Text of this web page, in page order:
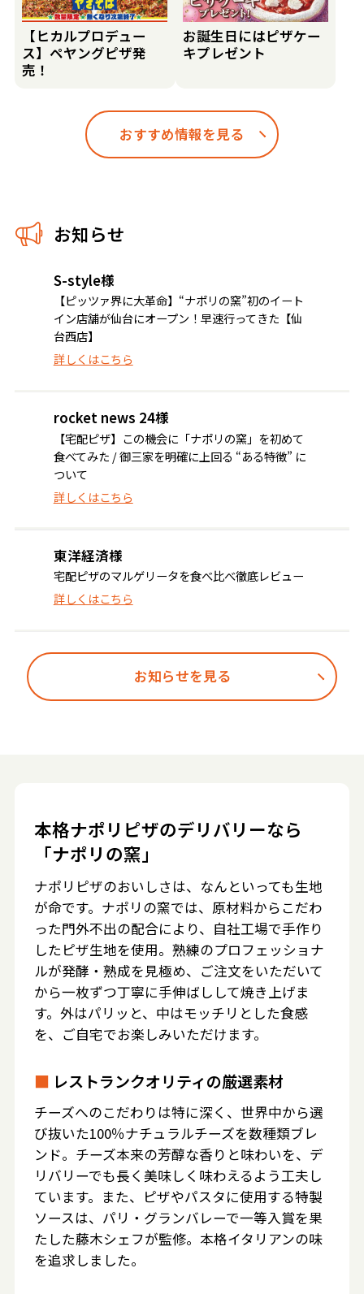
【ヒカルプロデュー
ス】ペヤングピザ発
売！
お誕生日にはピザケー
キプレゼント
おすすめ情報を見る
お知らせ
S-style様
【ピッツァ界に大革命】“ナポリの窯”初のイート
イン店舗が仙台にオープン！早速行ってきた【仙
台西店】
詳しくはこちら
rocket news 24様
【宅配ピザ】この機会に「ナポリの窯」を初めて
食べてみた / 御三家を明確に上回る “ある特徴” に
ついて
詳しくはこちら
東洋経済様
宅配ピザのマルゲリータを食べ比べ徹底レビュー
詳しくはこちら
お知らせを見る
本格ナポリピザのデリバリーなら
「ナポリの窯」
ナポリピザのおいしさは、なんといっても生地
が命です。ナポリの窯では、原材料からこだわ
った門外不出の配合により、自社工場で手作り
したピザ生地を使用。熟練のプロフェッショナ
ルが発酵・熟成を見極め、ご注文をいただいて
から一枚ずつ丁寧に手伸ばしして焼き上げま
す。外はパリッと、中はモッチリとした食感
を、ご自宅でお楽しみいただけます。
■ レストランクオリティの厳選素材
チーズへのこだわりは特に深く、世界中から選
び抜いた100％ナチュラルチーズを数種類ブレ
ンド。チーズ本来の芳醇な香りと味わいを、デ
リバリーでも長く美味しく味わえるよう工夫し
ています。また、ピザやパスタに使用する特製
ソースは、パリ・グランバレーで一等入賞を果
たした藤木シェフが監修。本格イタリアンの味
を追求しました。